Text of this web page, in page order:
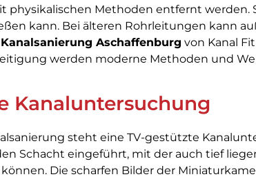
physikalischen Methoden entfernt werden.
kann. Bei älteren Rohrleitungen kann
Kanalsanierung Aschaffenburg von Kanal
werden moderne Methoden und
Kanaluntersuchung
steht eine TV-gestützte
Schacht eingeführt, mit der auch tief
Die scharfen Bilder der